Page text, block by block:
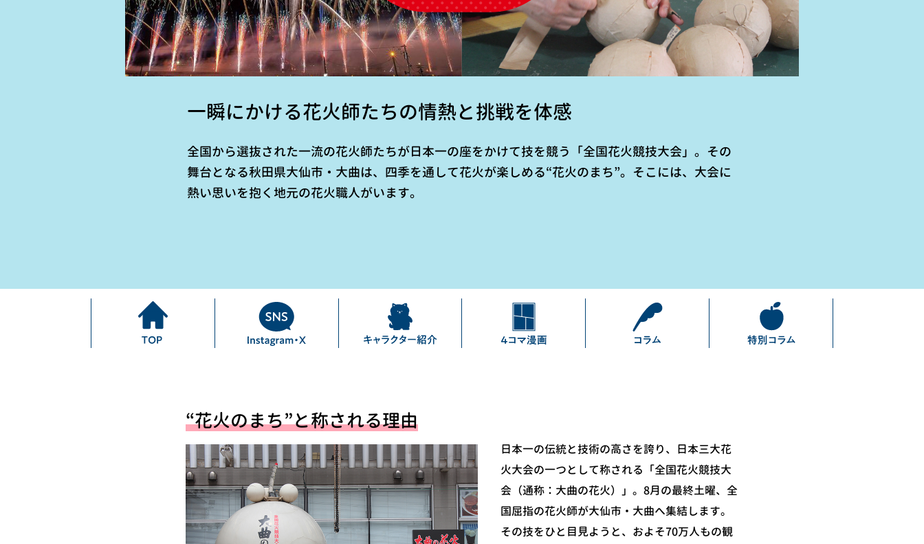
一瞬にかける花火師たちの情熱と挑戦を体感
全国から選抜された一流の花火師たちが日本一の座をかけて技を競う「全国花火競技大会」。その
舞台となる秋田県大仙市・大曲は、四季を通して花火が楽しめる“花火のまち”。そこには、大会に
熱い思いを抱く地元の花火職人がいます。
“花火のまち”と称される理由
日本一の伝統と技術の高さを誇り、日本三大花
火大会の一つとして称される「全国花火競技大
会（通称：大曲の花火）」。8月の最終土曜、全
国屈指の花火師が大仙市・大曲へ集結します。
その技をひと目見ようと、およそ70万人もの観